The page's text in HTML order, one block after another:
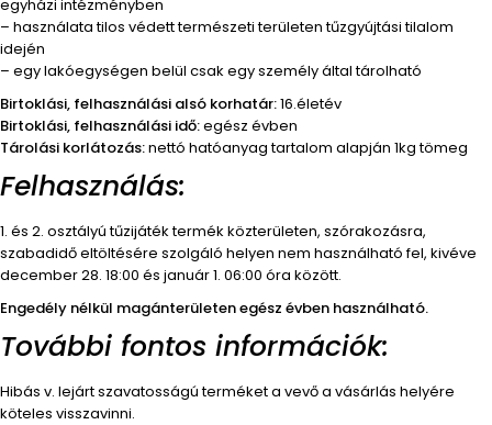
egyházi intézményben
– használata tilos védett természeti területen tűzgyújtási tilalom
idején
– egy lakóegységen belül csak egy személy által tárolható
Birtoklási, felhasználási alsó korhatár:16.életév
Birtoklási, felhasználási idő:egész évben
Tárolási korlátozás:nettó hatóanyag tartalom alapján 1kg tömeg
Felhasználás:
1. és 2. osztályú tűzijáték termék közterületen, szórakozásra,
szabadidő eltöltésére szolgáló helyen nem használható fel, kivéve
december 28. 18:00 és január 1. 06:00 óra között.
Engedély nélkül magánterületen egész évben használható.
További fontos információk:
Hibás v. lejárt szavatosságú terméket a vevő a vásárlás helyére
köteles visszavinni.